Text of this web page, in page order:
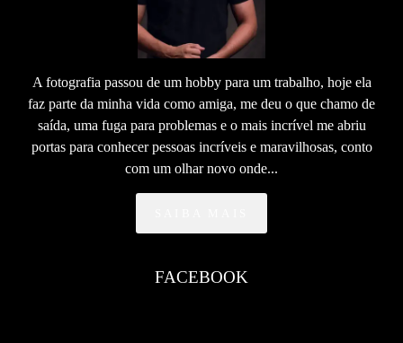
A fotografia passou de um hobby para um trabalho, hoje ela
faz parte da minha vida como amiga, me deu o que chamo de
saída, uma fuga para problemas e o mais incrível me abriu
portas para conhecer pessoas incríveis e maravilhosas, conto
com um olhar novo onde...
FACEBOOK